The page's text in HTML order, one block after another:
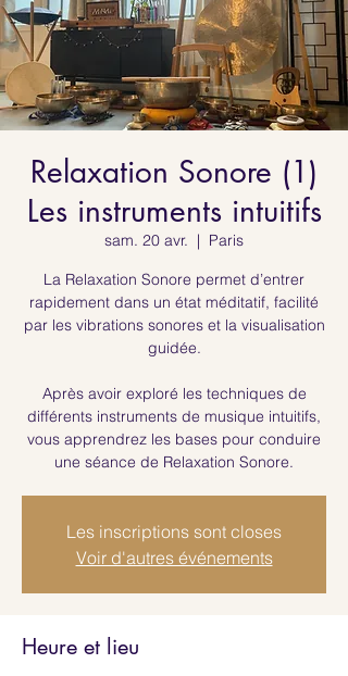
Relaxation Sonore (1)
Les instruments intuitifs
sam. 20 avr.
  |
Paris
La Relaxation Sonore permet d’entrer
rapidement dans un état méditatif, facilité
par les vibrations sonores et la visualisation
guidée.
Après avoir exploré les techniques de
différents instruments de musique intuitifs,
vous apprendrez les bases pour conduire
une séance de Relaxation Sonore.
Les inscriptions sont closes
Voir d'autres événements
Heure et lieu